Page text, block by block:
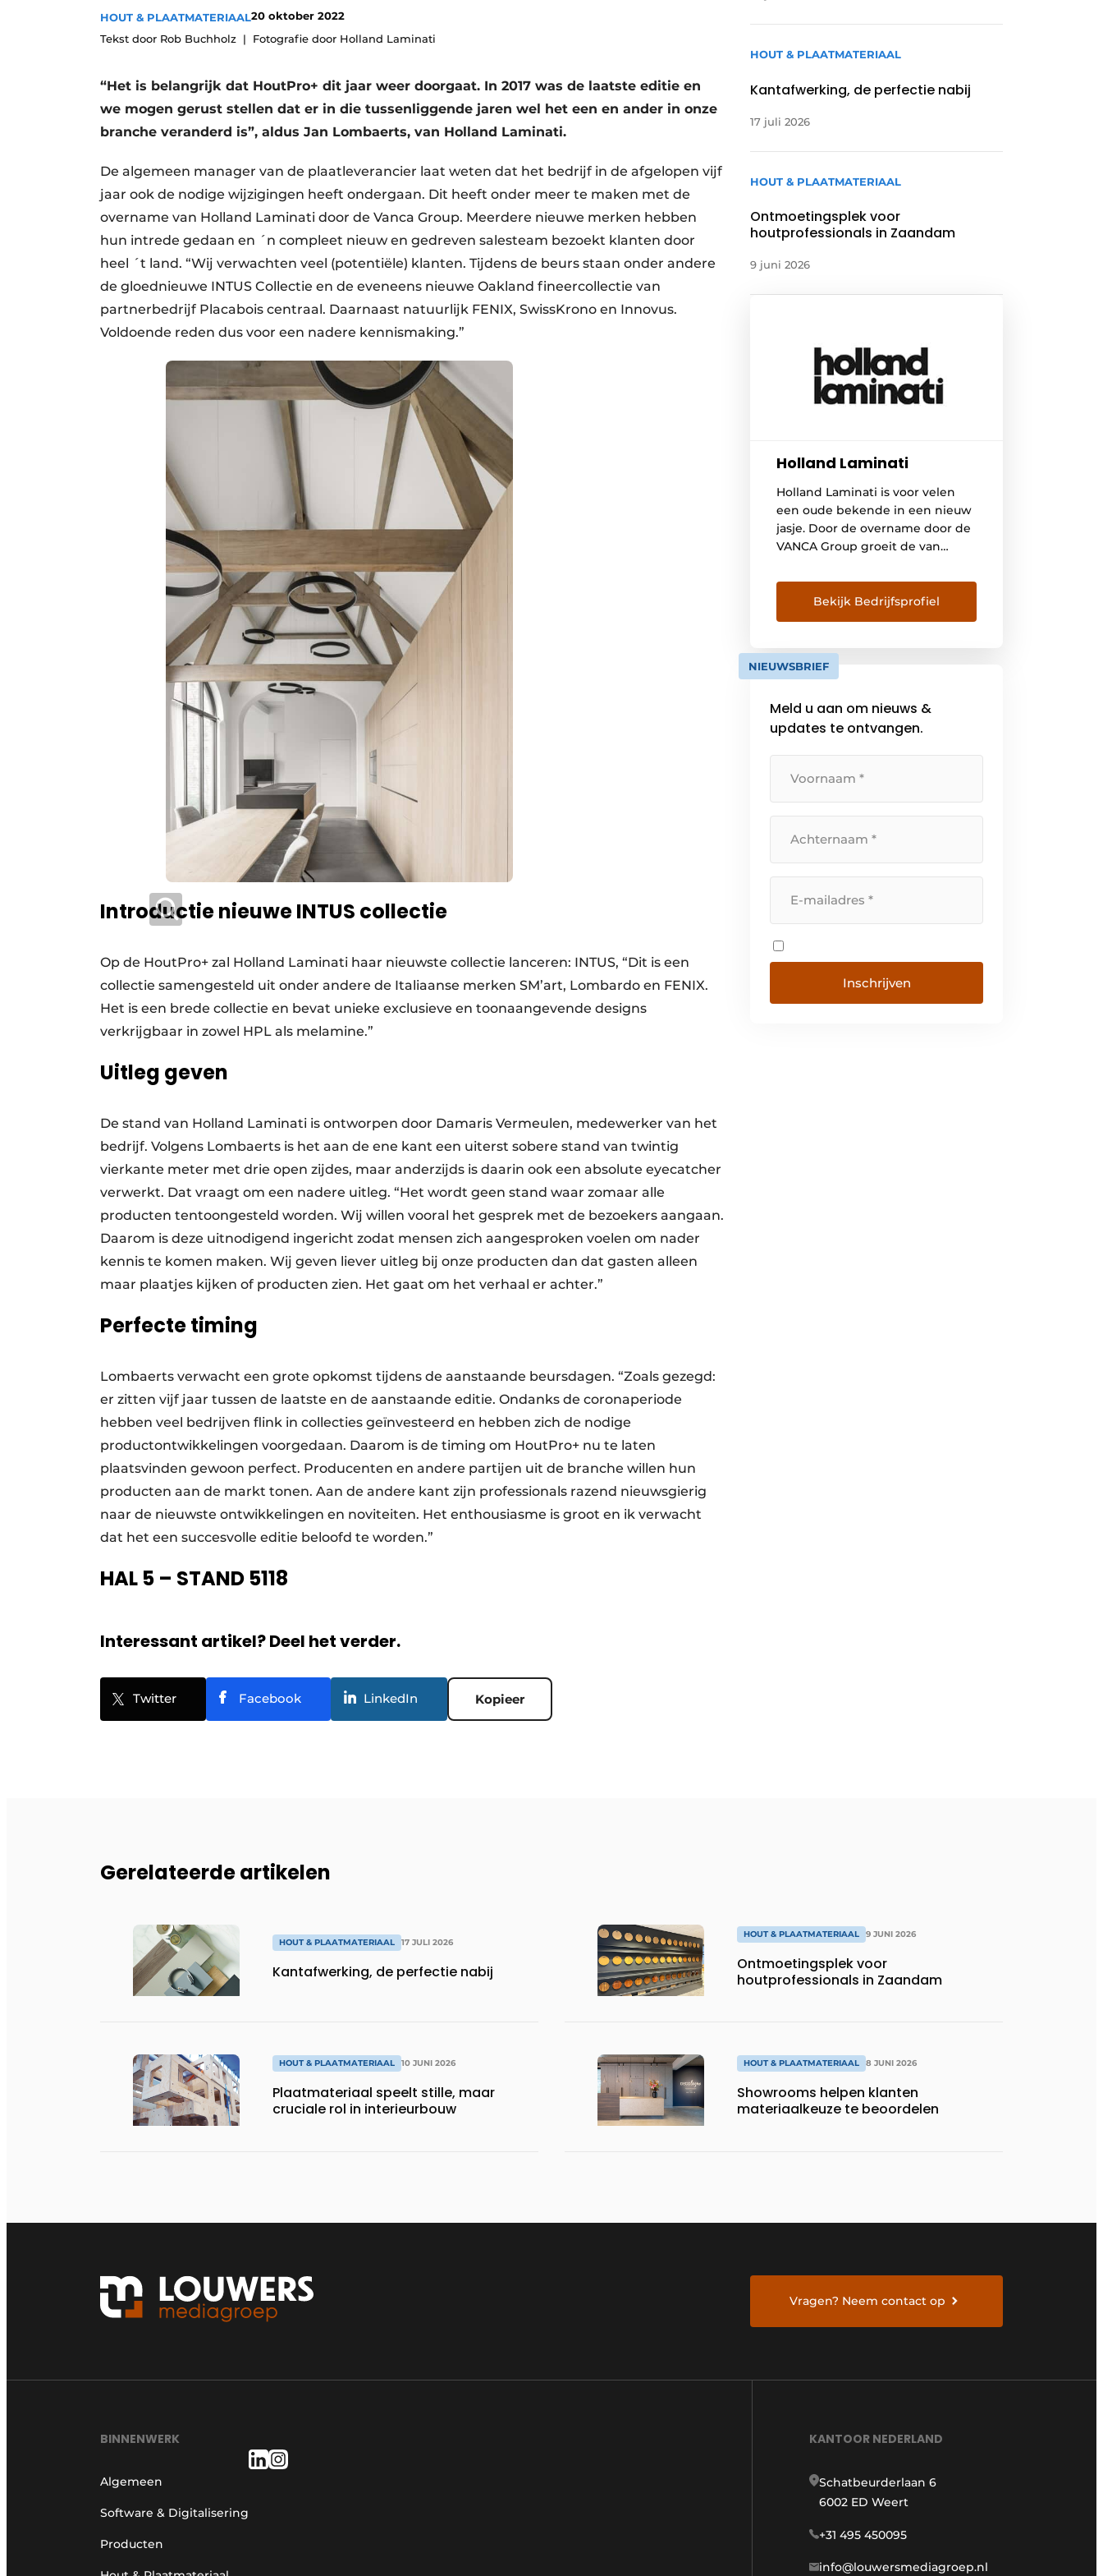
Vacatures
Video’s
HOUT & PLAATMATERIAAL20 oktober 2022
Tekst door Rob Buchholz
Fotografie door Holland Laminati
“Het is belangrijk dat HoutPro+ dit jaar weer doorgaat. In 2017 was de laatste editie en
we mogen gerust stellen dat er in die tussenliggende jaren wel het een en ander in onze
branche veranderd is”, aldus Jan Lombaerts, van Holland Laminati.
De algemeen manager van de plaatleverancier laat weten dat het bedrijf in de afgelopen vijf
jaar ook de nodige wijzigingen heeft ondergaan. Dit heeft onder meer te maken met de
overname van Holland Laminati door de Vanca Group. Meerdere nieuwe merken hebben
hun intrede gedaan en ´n compleet nieuw en gedreven salesteam bezoekt klanten door
heel ´t land. “Wij verwachten veel (potentiële) klanten. Tijdens de beurs staan onder andere
de gloednieuwe INTUS Collectie en de eveneens nieuwe Oakland fineercollectie van
partnerbedrijf Placabois centraal. Daarnaast natuurlijk FENIX, SwissKrono en Innovus.
Voldoende reden dus voor een nadere kennismaking.”
Introductie nieuwe INTUS collectie
Op de HoutPro+ zal Holland Laminati haar nieuwste collectie lanceren: INTUS, “Dit is een
collectie samengesteld uit onder andere de Italiaanse merken SM’art, Lombardo en FENIX.
Het is een brede collectie en bevat unieke exclusieve en toonaangevende designs
verkrijgbaar in zowel HPL als melamine.”
Uitleg geven
De stand van Holland Laminati is ontworpen door Damaris Vermeulen, medewerker van het
bedrijf. Volgens Lombaerts is het aan de ene kant een uiterst sobere stand van twintig
vierkante meter met drie open zijdes, maar anderzijds is daarin ook een absolute eyecatcher
verwerkt. Dat vraagt om een nadere uitleg. “Het wordt geen stand waar zomaar alle
producten tentoongesteld worden. Wij willen vooral het gesprek met de bezoekers aangaan.
Daarom is deze uitnodigend ingericht zodat mensen zich aangesproken voelen om nader
kennis te komen maken. Wij geven liever uitleg bij onze producten dan dat gasten alleen
maar plaatjes kijken of producten zien. Het gaat om het verhaal er achter.”
Perfecte timing
Lombaerts verwacht een grote opkomst tijdens de aanstaande beursdagen. “Zoals gezegd:
er zitten vijf jaar tussen de laatste en de aanstaande editie. Ondanks de coronaperiode
hebben veel bedrijven flink in collecties geïnvesteerd en hebben zich de nodige
productontwikkelingen voorgedaan. Daarom is de timing om HoutPro+ nu te laten
plaatsvinden gewoon perfect. Producenten en andere partijen uit de branche willen hun
producten aan de markt tonen. Aan de andere kant zijn professionals razend nieuwsgierig
naar de nieuwste ontwikkelingen en noviteiten. Het enthousiasme is groot en ik verwacht
dat het een succesvolle editie beloofd te worden.”
HAL 5 – STAND 5118
Interessant artikel? Deel het verder.
Twitter Facebook LinkedIn Kopieer
HOUT & PLAATMATERIAAL
Kantafwerking, de perfectie nabij
17 juli 2026
HOUT & PLAATMATERIAAL
Ontmoetingsplek voor
houtprofessionals in Zaandam
9 juni 2026
Holland Laminati
Holland Laminati is voor velen
een oude bekende in een nieuw
jasje. Door de overname door de
VANCA Group groeit de van
een landelijk bekende
opererende groothandelaar in
decoratief en constructief
sterke innovatieve merken en
collecties zijn wij graag gezien bij
natuurlijk […]
Bekijk Bedrijfsprofiel
NIEUWSBRIEF
Meld u aan om nieuws &
updates te ontvangen.
Gerelateerde artikelen
HOUT & PLAATMATERIAAL 17 JULI 2026
Kantafwerking, de perfectie nabij
HOUT & PLAATMATERIAAL 10 JUNI 2026
Plaatmateriaal speelt stille, maar
cruciale rol in interieurbouw
HOUT & PLAATMATERIAAL 9 JUNI 2026
Ontmoetingsplek voor
houtprofessionals in Zaandam
HOUT & PLAATMATERIAAL 8 JUNI 2026
Showrooms helpen klanten
materiaalkeuze te beoordelen
Vragen? Neem contact op
BINNENWERK
Algemeen
Software & Digitalisering
Producten
KANTOOR NEDERLAND
Schatbeurderlaan 6
6002 ED Weert
+31 495 450095
info@louwersmediagroep.nl